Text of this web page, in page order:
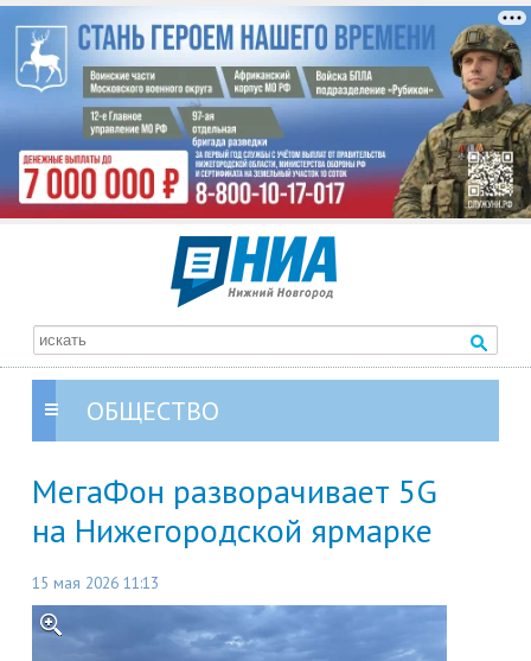
ОБЩЕСТВО
МегаФон разворачивает 5G
на Нижегородской ярмарке
15 мая 2026 11:13